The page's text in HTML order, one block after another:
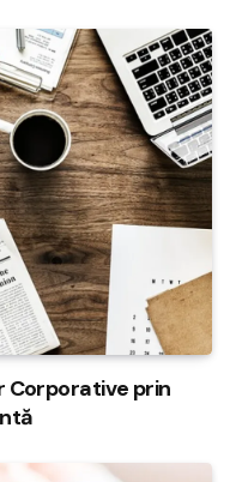
Corporative prin